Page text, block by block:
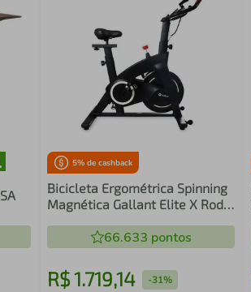
5% de cashback
Bicicleta Ergométrica Spinning
Magnética Gallant Elite X Roda
66.633 pontos
R$1.719,14 -31%